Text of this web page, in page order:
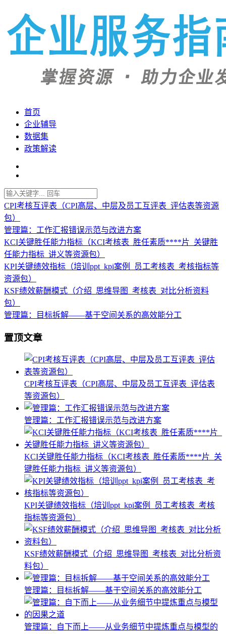
首页
企业辅导
数据集
政策解读
CPI考核互评表（CPI高层、中层及员工互评表_评估表等资源
包）
管理篇：工作汇报错误示范与改进方案
KCI关键胜任能力指标（KCI考核表_胜任素质****片_关键胜
任能力指标_讲义等资源包）
KPI关键绩效指标（培训ppt_kpi案例_员工考核表_考核指标等
资源包）
KSF绩效薪酬模式（介绍_思维导图_考核表_对比分析资料
包）
管理篇：目标拆解——基于空间关系的高效能分工
置顶文章
CPI考核互评表（CPI高层、中层及员工互评表_评估表
等资源包）
管理篇：工作汇报错误示范与改进方案
KCI关键胜任能力指标（KCI考核表_胜任素质****片_关
键胜任能力指标_讲义等资源包）
KPI关键绩效指标（培训ppt_kpi案例_员工考核表_考核
指标等资源包）
KSF绩效薪酬模式（介绍_思维导图_考核表_对比分析资
料包）
管理篇：目标拆解——基于空间关系的高效能分工
管理篇：自下而上——从业务细节中提炼重点与模型的